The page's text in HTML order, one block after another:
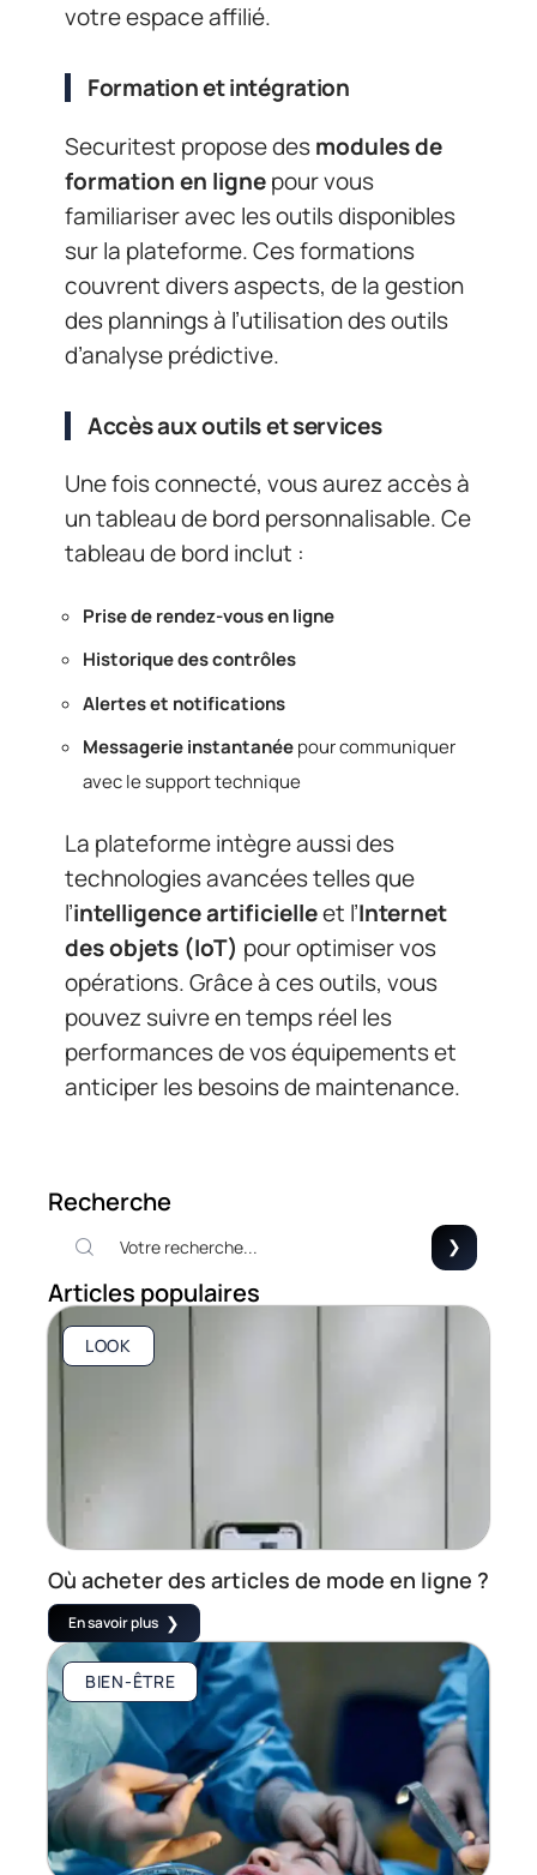
votre espace affilié.
Formation et intégration
Securitest propose desmodules de
formation en lignepour vous
familiariser avec les outils disponibles
sur la plateforme. Ces formations
couvrent divers aspects, de la gestion
des plannings à l’utilisation des outils
d’analyse prédictive.
Accès aux outils et services
Une fois connecté, vous aurez accès à
un tableau de bord personnalisable. Ce
tableau de bord inclut :
Prise de rendez-vous en ligne
Historique des contrôles
Alertes et notifications
Messagerie instantanéepour communiquer
avec le support technique
La plateforme intègre aussi des
technologies avancées telles que
l’intelligence artificielleet l’Internet
des objets (IoT) pour optimiser vos
opérations. Grâce à ces outils, vous
pouvez suivre en temps réel les
performances de vos équipements et
anticiper les besoins de maintenance.
Recherche
Articles populaires
LOOK
Où acheter des articles de mode en ligne ?
En savoir plus
BIEN-ÊTRE